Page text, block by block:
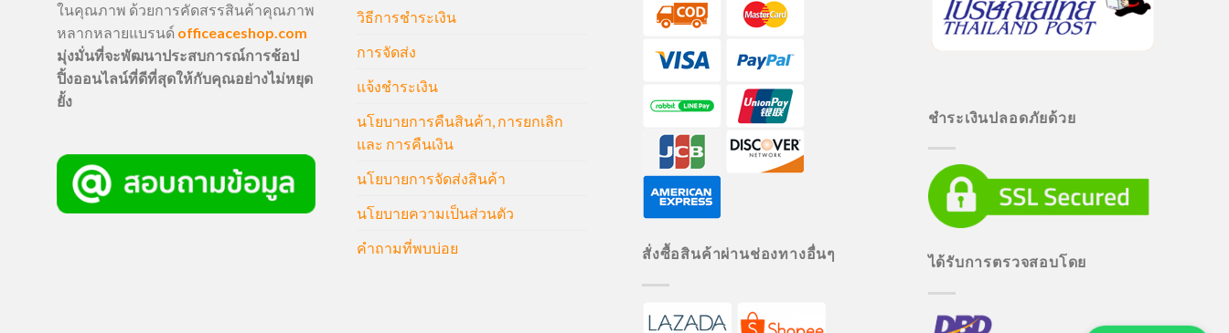
ในคุณภาพ ด้วยการคัดสรรสินค้าคุณภาพ
หลากหลายแบรนด์ officeaceshop.com
มุ่งมั่นที่จะพัฒนาประสบการณ์การช้อป
ปิ้งออนไลน์ที่ดีที่สุดให้กับคุณอย่างไม่หยุด
ยั้ง
วิธีการชำระเงิน
การจัดส่ง
แจ้งชำระเงิน
นโยบายการคืนสินค้า, การยกเลิก
และ การคืนเงิน
นโยบายการจัดส่งสินค้า
นโยบายความเป็นส่วนตัว
คำถามที่พบบ่อย
สั่งซื้อสินค้าผ่านช่องทางอื่นๆ
ชำระเงินปลอดภัยด้วย
ได้รับการตรวจสอบโดย